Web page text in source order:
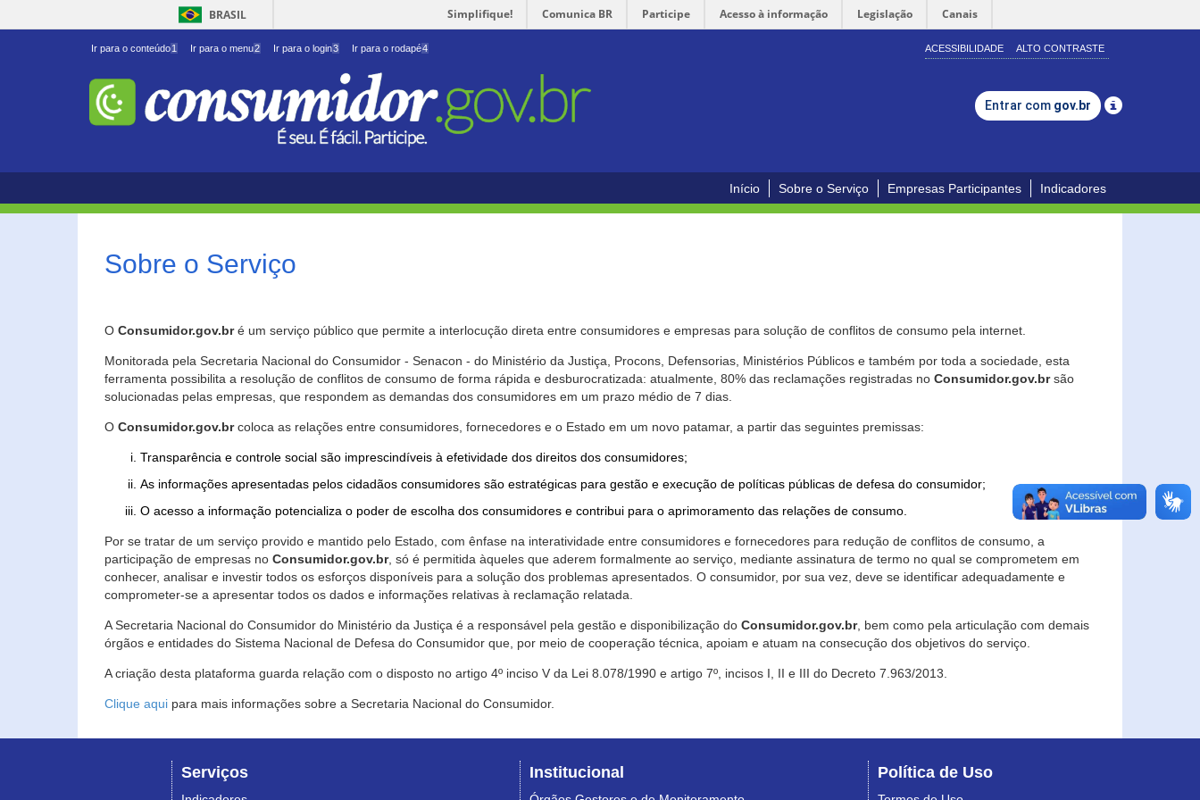
BRASIL Simplifique! Comunica BR Participe Acesso à informação Legislação Canais
Ir para o conteúdo1 Ir para o menu2 Ir para o login3 Ir para o rodapé4 ACESSIBILIDADE ALTO CONTRASTE
Entrar com gov.br
Início Sobre o Serviço Empresas Participantes Indicadores
Sobre o Serviço
O Consumidor.gov.bré um serviço público que permite a interlocução direta entre consumidores e empresas para solução de conflitos de consumo pela internet.
Monitorada pela Secretaria Nacional do Consumidor - Senacon - do Ministério da Justiça, Procons, Defensorias, Ministérios Públicos e também por toda a sociedade, esta
ferramenta possibilita a resolução de conflitos de consumo de forma rápida e desburocratizada: atualmente, 80% das reclamações registradas no Consumidor.gov.brsão
solucionadas pelas empresas, que respondem as demandas dos consumidores em um prazo médio de 7 dias.
O Consumidor.gov.brcoloca as relações entre consumidores, fornecedores e o Estado em um novo patamar, a partir das seguintes premissas:
Transparência e controle social são imprescindíveis à efetividade dos direitos dos consumidores;
As informações apresentadas pelos cidadãos consumidores são estratégicas para gestão e execução de políticas públicas de defesa do consumidor;
O acesso a informação potencializa o poder de escolha dos consumidores e contribui para o aprimoramento das relações de consumo.
Por se tratar de um serviço provido e mantido pelo Estado, com ênfase na interatividade entre consumidores e fornecedores para redução de conflitos de consumo, a
participação de empresas no Consumidor.gov.br, só é permitida àqueles que aderem formalmente ao serviço, mediante assinatura de termo no qual se comprometem em
conhecer, analisar e investir todos os esforços disponíveis para a solução dos problemas apresentados. O consumidor, por sua vez, deve se identificar adequadamente e
comprometer-se a apresentar todos os dados e informações relativas à reclamação relatada.
A Secretaria Nacional do Consumidor do Ministério da Justiça é a responsável pela gestão e disponibilização do Consumidor.gov.br, bem como pela articulação com demais
órgãos e entidades do Sistema Nacional de Defesa do Consumidor que, por meio de cooperação técnica, apoiam e atuam na consecução dos objetivos do serviço.
A criação desta plataforma guarda relação com o disposto no artigo 4º inciso V da Lei 8.078/1990 e artigo 7º, incisos I, II e III do Decreto 7.963/2013.
Clique aqui para mais informações sobre a Secretaria Nacional do Consumidor.
Serviços Institucional Política de Uso